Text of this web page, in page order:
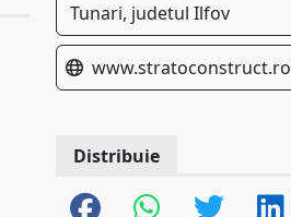
Tunari, judetul Ilfov
www.stratoconstruct.ro
Distribuie